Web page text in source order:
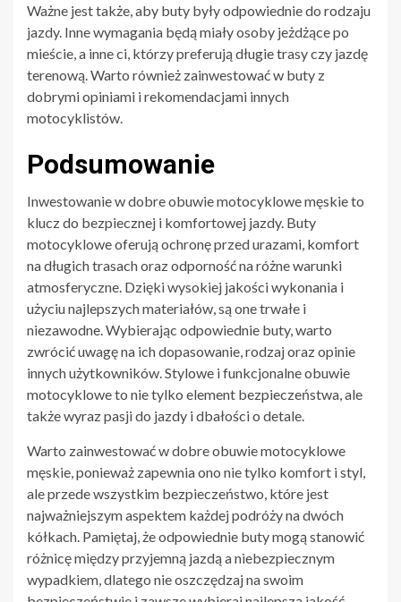
Ważne jest także, aby buty były odpowiednie do rodzaju
jazdy. Inne wymagania będą miały osoby jeżdżące po
mieście, a inne ci, którzy preferują długie trasy czy jazdę
terenową. Warto również zainwestować w buty z
dobrymi opiniami i rekomendacjami innych
motocyklistów.
Podsumowanie
Inwestowanie w dobre obuwie motocyklowe męskie to
klucz do bezpiecznej i komfortowej jazdy. Buty
motocyklowe oferują ochronę przed urazami, komfort
na długich trasach oraz odporność na różne warunki
atmosferyczne. Dzięki wysokiej jakości wykonania i
użyciu najlepszych materiałów, są one trwałe i
niezawodne. Wybierając odpowiednie buty, warto
zwrócić uwagę na ich dopasowanie, rodzaj oraz opinie
innych użytkowników. Stylowe i funkcjonalne obuwie
motocyklowe to nie tylko element bezpieczeństwa, ale
także wyraz pasji do jazdy i dbałości o detale.
Warto zainwestować w dobre obuwie motocyklowe
męskie, ponieważ zapewnia ono nie tylko komfort i styl,
ale przede wszystkim bezpieczeństwo, które jest
najważniejszym aspektem każdej podróży na dwóch
kółkach. Pamiętaj, że odpowiednie buty mogą stanowić
różnicę między przyjemną jazdą a niebezpiecznym
wypadkiem, dlatego nie oszczędzaj na swoim